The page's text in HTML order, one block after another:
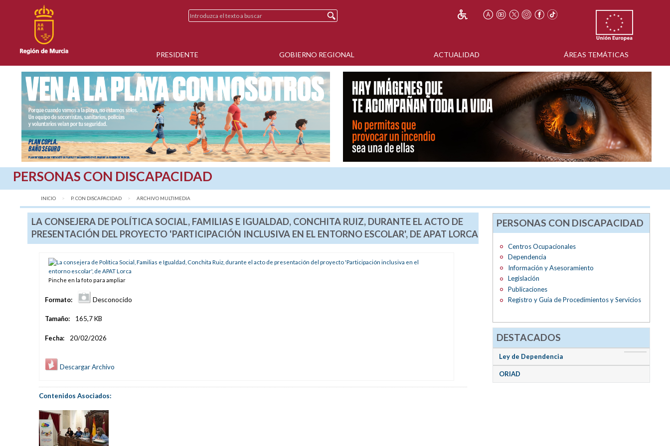
PRESIDENTE GOBIERNO REGIONAL ACTUALIDAD ÁREAS TEMÁTICAS
PERSONAS CON DISCAPACIDAD
INICIO P. CON DISCAPACIDAD AQUÍ:
ARCHIVO MULTIMEDIA
LA CONSEJERA DE POLÍTICA SOCIAL, FAMILIAS E IGUALDAD, CONCHITA RUIZ, DURANTE EL ACTO DE
PRESENTACIÓN DEL PROYECTO 'PARTICIPACIÓN INCLUSIVA EN EL ENTORNO ESCOLAR', DE APAT LORCA
Pinche en la foto para ampliar
Formato: Desconocido
Tamaño: 165,7 KB
Fecha: 20/02/2026
Descargar Archivo
Contenidos Asociados:
PERSONAS CON DISCAPACIDAD
Centros Ocupacionales
Dependencia
Información y Asesoramiento
Legislación
Publicaciones
Registro y Guía de Procedimientos y Servicios
DESTACADOS
Ley de Dependencia
ORIAD